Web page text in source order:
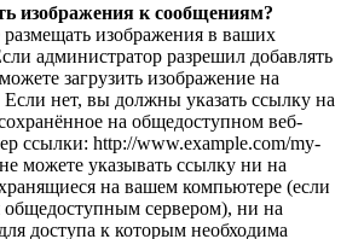
изображения к сообщениям?
изображения в ваших
администратор разрешил добавлять
загрузить изображение на
нет, вы должны указать ссылку на
на общедоступном веб-
ссылки: http://www.example.com/my-
можете указывать ссылку ни на
на вашем компьютере (если
общедоступным сервером), ни на
доступа к которым необходима